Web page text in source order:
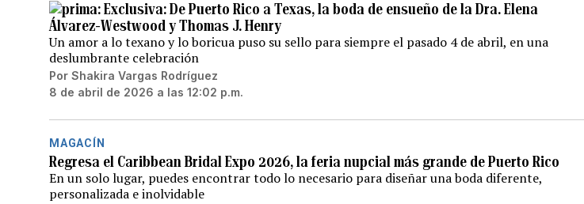
Exclusiva: De Puerto Rico a Texas, la boda de ensueño de la Dra. Elena
Álvarez-Westwood y Thomas J. Henry
Un amor a lo texano y lo boricua puso su sello para siempre el pasado 4 de abril, en una
deslumbrante celebración
Por Shakira Vargas Rodríguez
8 de abril de 2026 a las 12:02 p.m.
MAGACÍN
Regresa el Caribbean Bridal Expo 2026, la feria nupcial más grande de Puerto Rico
En un solo lugar, puedes encontrar todo lo necesario para diseñar una boda diferente,
personalizada e inolvidable